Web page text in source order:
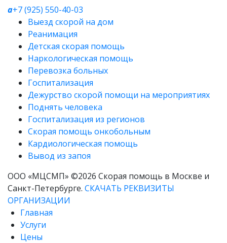
a+7 (925) 550-40-03
Выезд скорой на дом
Реанимация
Детская скорая помощь
Наркологическая помощь
Перевозка больных
Госпитализация
Дежурство скорой помощи на мероприятиях
Поднять человека
Госпитализация из регионов
Скорая помощь онкобольным
Кардиологическая помощь
Вывод из запоя
ООО «МЦСМП» ©2026 Скорая помощь в Москве и
Санкт-Петербурге. СКАЧАТЬ РЕКВИЗИТЫ
ОРГАНИЗАЦИИ
Главная
Услуги
Цены